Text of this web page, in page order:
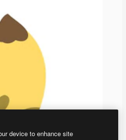
device to enhance site